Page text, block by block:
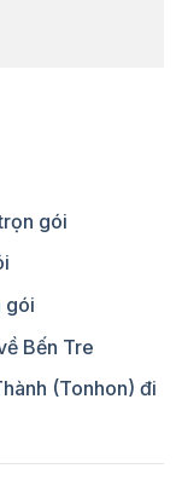
gói
gói
Bến Tre
(Tonhon) đi